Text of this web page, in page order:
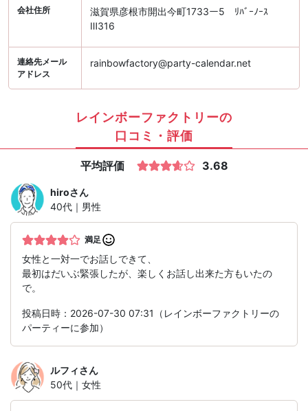
会社住所
滋賀県彦根市開出今町1733ー5 ﾘﾊﾞｰﾉｰｽ
Ⅲ316
連絡先メール
アドレス
rainbowfactory@party-calendar.net
レインボーファクトリーの
口コミ・評価
平均評価 3.68
hiroさん
40代｜男性
満足
女性と一対一でお話しできて、
最初はだいぶ緊張したが、楽しくお話し出来た方もいたの
で。
投稿日時：2026-07-30 07:31（レインボーファクトリーの
パーティーに参加）
ルフィさん
50代｜女性